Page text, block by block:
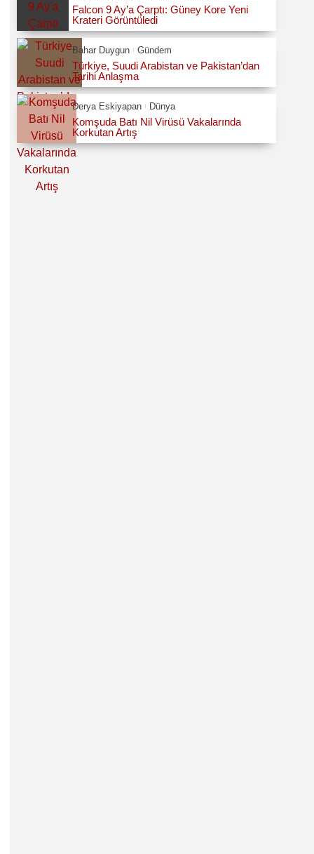
Falcon 9 Ay’a Çarptı: Güney Kore Yeni
Krateri Görüntüledi
Bahar Duygun Gündem
Türkiye, Suudi Arabistan ve Pakistan’dan
Tarihi Anlaşma
Derya Eskiyapan Dünya
Komşuda Batı Nil Virüsü Vakalarında
Korkutan Artış